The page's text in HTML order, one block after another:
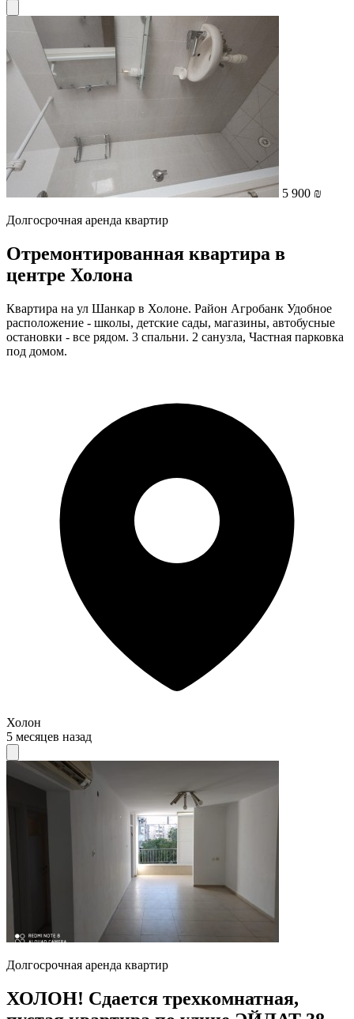
5 900 ₪
Долгосрочная аренда квартир
Отремонтированная квартира в
центре Холона
Квартира на ул Шанкар в Холоне. Район Агробанк Удобное
расположение - школы, детские сады, магазины, автобусные
остановки - все рядом. 3 спальни. 2 санузла, Частная парковка
под домом.
Холон
5 месяцев назад
Долгосрочная аренда квартир
ХОЛОН! Сдается трехкомнатная,